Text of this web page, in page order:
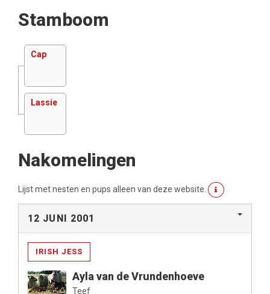
Stamboom
Cap
Lassie
Nakomelingen
Lijst met nesten en pups alleen van deze website.
12 JUNI 2001
IRISH JESS
Ayla van de Vrundenhoeve
Teef